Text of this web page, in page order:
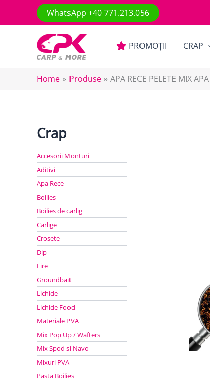
WhatsApp +40 771.213.056
PROMOȚII CRAP
Home Produse APA RECE PELETE MIX
Crap
Accesorii Monturi
Aditivi
Apa Rece
Boilies
Boilies de carlig
Carlige
Crosete
Dip
Fire
Groundbait
Lichide
Lichide Food
Materiale PVA
Mix Pop Up / Wafters
Mix Spod si Navo
Mixuri PVA
Pasta Boilies